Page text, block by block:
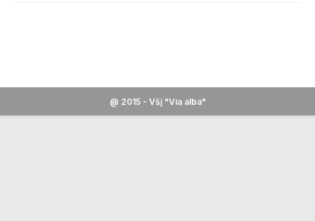
@ 2015 - Všį "Via alba"